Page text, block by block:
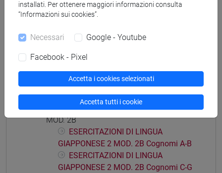
ESERCITAZIONI DI LINGUA
GIAPPONESE 2 MOD. 1E Cognomi T-Z
ESERCITAZIONI DI LINGUA GIAPPONESE 2
ESERCITAZIONI DI LINGUA
ESERCITAZIONI DI LINGUA
GIAPPONESE 2 MOD. 2A Cognomi M-Z
ESERCITAZIONI DI LINGUA GIAPPONESE 2
MOD. 2B
ESERCITAZIONI DI LINGUA
GIAPPONESE 2 MOD. 2B Cognomi A-B
ESERCITAZIONI DI LINGUA
GIAPPONESE 2 MOD. 2B Cognomi C-G
installati. Per ottenere maggiori informazioni consulta
“Informazioni sui cookies”.
Necessari Google - Youtube
Facebook - Pixel
Accetta i cookies selezionati
Accetta tutti i cookie